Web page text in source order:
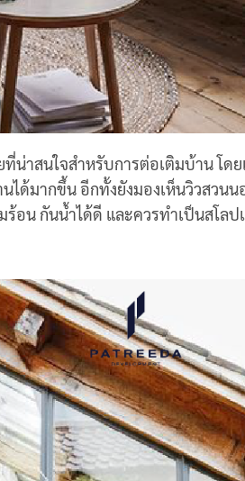
ที่น่าสนใจสำหรับการต่อเติมบ้าน โด
นได้มากขึ้น อีกทั้งยังมองเห็นวิวสว
อน กันน้ำได้ดี และควรทำเป็นสโล